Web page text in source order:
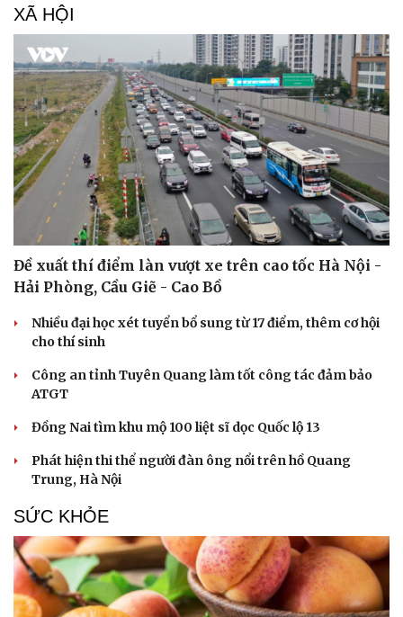
Du lịch
Tư vấn
Podcast
Câu chuyện thời sự
XÃ HỘI
Đề xuất thí điểm làn vượt xe trên cao tốc Hà Nội -
Hải Phòng, Cầu Giẽ - Cao Bồ
Nhiều đại học xét tuyển bổ sung từ 17 điểm, thêm cơ hội
cho thí sinh
Công an tỉnh Tuyên Quang làm tốt công tác đảm bảo
ATGT
Đồng Nai tìm khu mộ 100 liệt sĩ dọc Quốc lộ 13
Phát hiện thi thể người đàn ông nổi trên hồ Quang
Trung, Hà Nội
SỨC KHỎE